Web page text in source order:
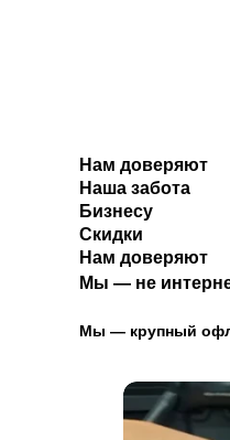
Нам доверяют
Наша забота
Бизнесу
Скидки
Нам доверяют
Мы — не
Мы — крупный